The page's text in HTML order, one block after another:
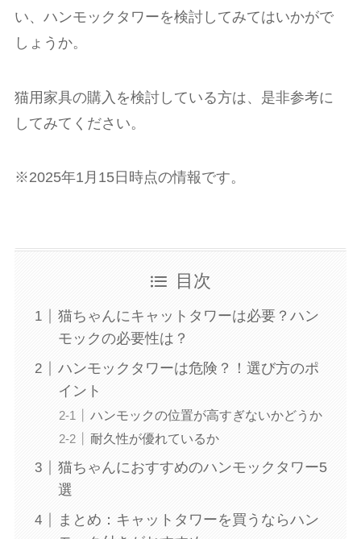
い、ハンモックタワーを検討してみてはいかがで
しょうか。
猫用家具の購入を検討している方は、是非参考に
してみてください。
※2025年1月15日時点の情報です。
目次
猫ちゃんにキャットタワーは必要？ハン
モックの必要性は？
ハンモックタワーは危険？！選び方のポ
イント
ハンモックの位置が高すぎないかどうか
耐久性が優れているか
猫ちゃんにおすすめのハンモックタワー5
選
まとめ：キャットタワーを買うならハン